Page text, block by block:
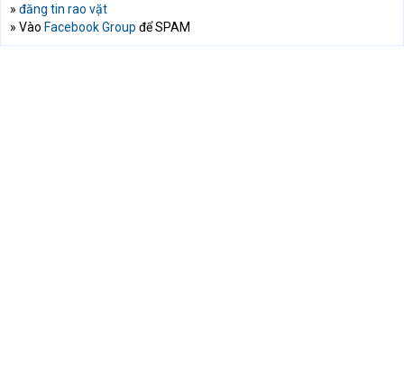
» đăng tin rao vặt
» Vào Facebook Group để SPAM